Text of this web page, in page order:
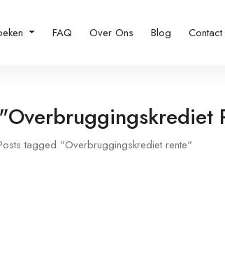
FAQ Over Ons Blog Contact
tagged "Overbruggingskrediet rente"